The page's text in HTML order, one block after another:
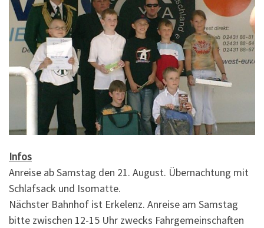
Infos
Anreise ab Samstag den 21. August. Übernachtung mit
Schlafsack und Isomatte.
Nächster Bahnhof ist Erkelenz. Anreise am Samstag
bitte zwischen 12-15 Uhr zwecks Fahrgemeinschaften